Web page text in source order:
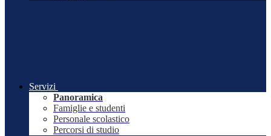
Servizi
Panoramica
Famiglie e studenti
Personale scolastico
Percorsi di studio